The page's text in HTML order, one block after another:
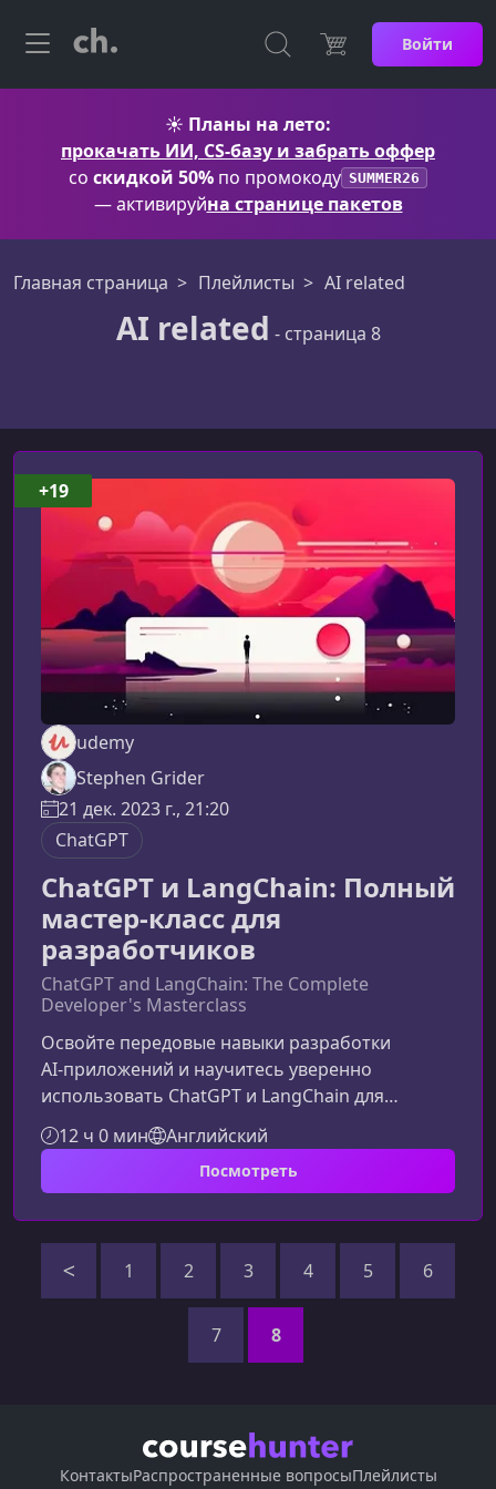
Войти
☀️ Планы на лето:
прокачать ИИ, CS-базу и забрать оффер
со скидкой 50% по промокоду SUMMER26
— активируйна странице пакетов
Главная страница Плейлисты AI related
AI related - страница 8
AI related
udemy
Stephen Grider
21 дек. 2023 г., 21:20
ChatGPT
ChatGPT и LangChain: Полный
мастер-класс для
разработчиков
ChatGPT and LangChain: The Complete
Developer's Masterclass
Освойте передовые навыки разработки
AI‑приложений и научитесь уверенно
использовать ChatGPT и LangChain для
создания масштабируемых, быстрых и
надёжных решений, применимых в реальных
бизнес‑сценариях.Почему этот курс по
старта и развитияКурс разработан как для
которые хотят перейти от теории к созданию
полноценных AI‑приложений. Программа
фокусируется на практически
12 ч 0 мин Английский
Посмотреть
+19
1 2 3 4 5 6
7 8
КонтактыРаспространенные вопросыПлейлисты